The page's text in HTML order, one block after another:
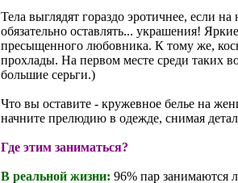
Тела выглядят гораздо эротичнее, если
обязательно оставлять... украшения!
пресыщенного любовника. К тому же,
прохлады. На первом месте среди таких
большие серьги.)
Что вы оставите - кружевное белье на
начните прелюдию в одежде, снимая
Где этим заниматься?
В реальной жизни: 96% пар занимаются